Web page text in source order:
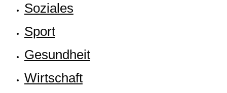
Sozia­les
Sport
Gesund­heit
Wirt­schaft